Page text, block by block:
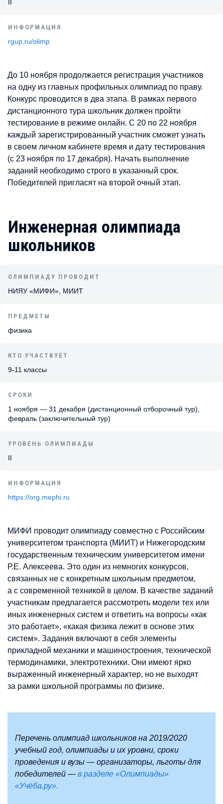
ИНФОРМАЦИЯ
rgup.ru/olimp
До 10 ноября продолжается регистрация участников
на одну из главных профильных олимпиад по праву.
Конкурс проводится в два этапа. В рамках первого
дистанционного тура школьник должен пройти
тестирование в режиме онлайн. C 20 по 22 ноября
каждый зарегистрированный участник сможет узнать
в своем личном кабинете время и дату тестирования
(с 23 ноября по 17 декабря). Начать выполнение
заданий необходимо строго в указанный срок.
Победителей пригласят на второй очный этап.
Инженерная олимпиада
школьников
ОЛИМПИАДУ ПРОВОДИТ
НИЯУ «МИФИ», МИИТ
ПРЕДМЕТЫ
физика
КТО УЧАСТВУЕТ
9-11 классы
СРОКИ
1 ноября — 31 декабря (дистанционный отборочный тур),
февраль (заключительный тур)
УРОВЕНЬ ОЛИМПИАДЫ
II
ИНФОРМАЦИЯ
https://org.mephi.ru
МИФИ проводит олимпиаду совместно с Российским
университетом транспорта (МИИТ) и Нижегородским
государственным техническим университетом имени
Р.Е. Алексеева. Это один из немногих конкурсов,
связанных не с конкретным школьным предметом,
а с современной техникой в целом. В качестве заданий
участникам предлагается рассмотреть модели тех или
иных инженерных систем и ответить на вопросы «как
это работает», «какая физика лежит в основе этих
систем». Задания включают в себя элементы
прикладной механики и машиностроения, технической
термодинамики, электротехники. Они имеют ярко
выраженный инженерный характер, но не выходят
за рамки школьной программы по физике.
Перечень олимпиад школьников на 2019/2020
учебный год, олимпиады и их уровни, сроки
проведения и вузы — организаторы, льготы для
победителей — в разделе «Олимпиады»
«Учёба.ру».